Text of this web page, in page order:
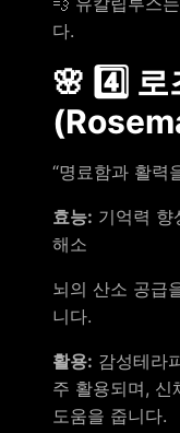
다.
🌸 4️⃣ 로
“명료함과 활력
효능: 기억력 향
해소
뇌의 산소 공급
니다.
활용: 감성테라
주 활용되며, 신
도움을 줍니다.